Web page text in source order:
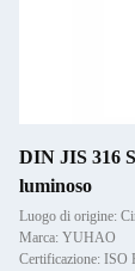
DIN JIS 316
luminoso
Luogo di origine:
Marca: YUHAO
Certificazione: